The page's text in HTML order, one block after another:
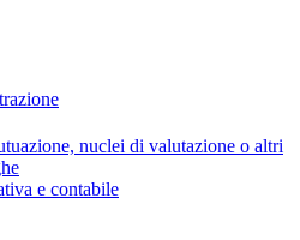
nuclei di valutazione o altri
e contabile